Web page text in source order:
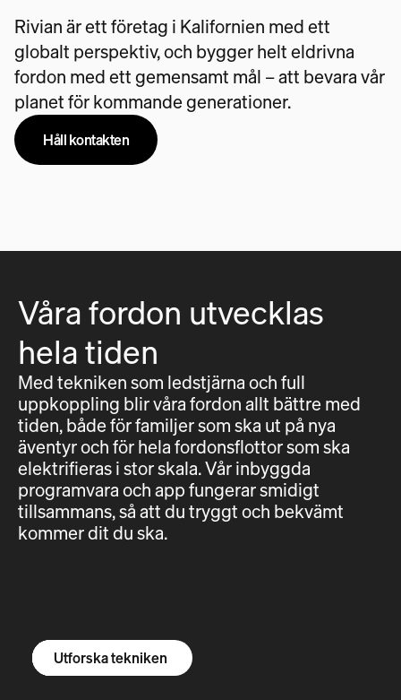
Rivian är ett företag i Kalifornien med ett
globalt perspektiv, och bygger helt eldrivna
fordon med ett gemensamt mål – att bevara vår
planet för kommande generationer.
Håll kontakten
Våra fordon utvecklas
hela tiden
Med tekniken som ledstjärna och full
uppkoppling blir våra fordon allt bättre med
tiden, både för familjer som ska ut på nya
äventyr och för hela fordonsflottor som ska
elektrifieras i stor skala. Vår inbyggda
programvara och app fungerar smidigt
tillsammans, så att du tryggt och bekvämt
kommer dit du ska.
Utforska R1S
Utforska R1T
Utforska skåpbilar
Utforska tekniken